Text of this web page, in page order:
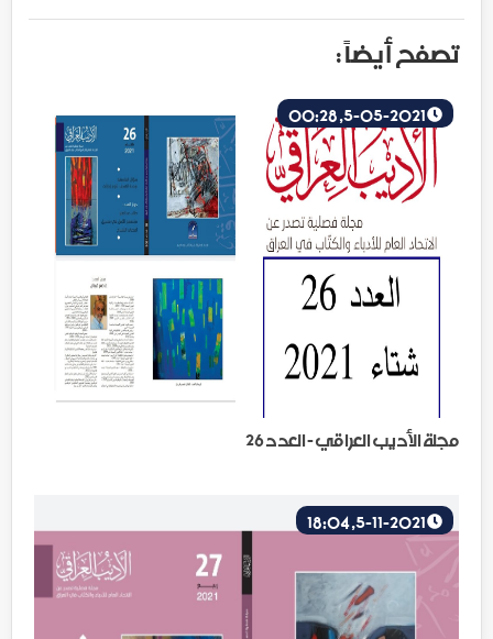
تصفح أيضاً :
مجلة الأديب العراقي - العدد 26